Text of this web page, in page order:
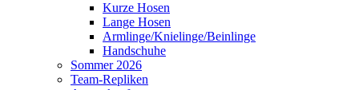
Team-Repliken
Ausverkauf
Special Editions
Geschenkgutscheine
Individuelles Design
Stories